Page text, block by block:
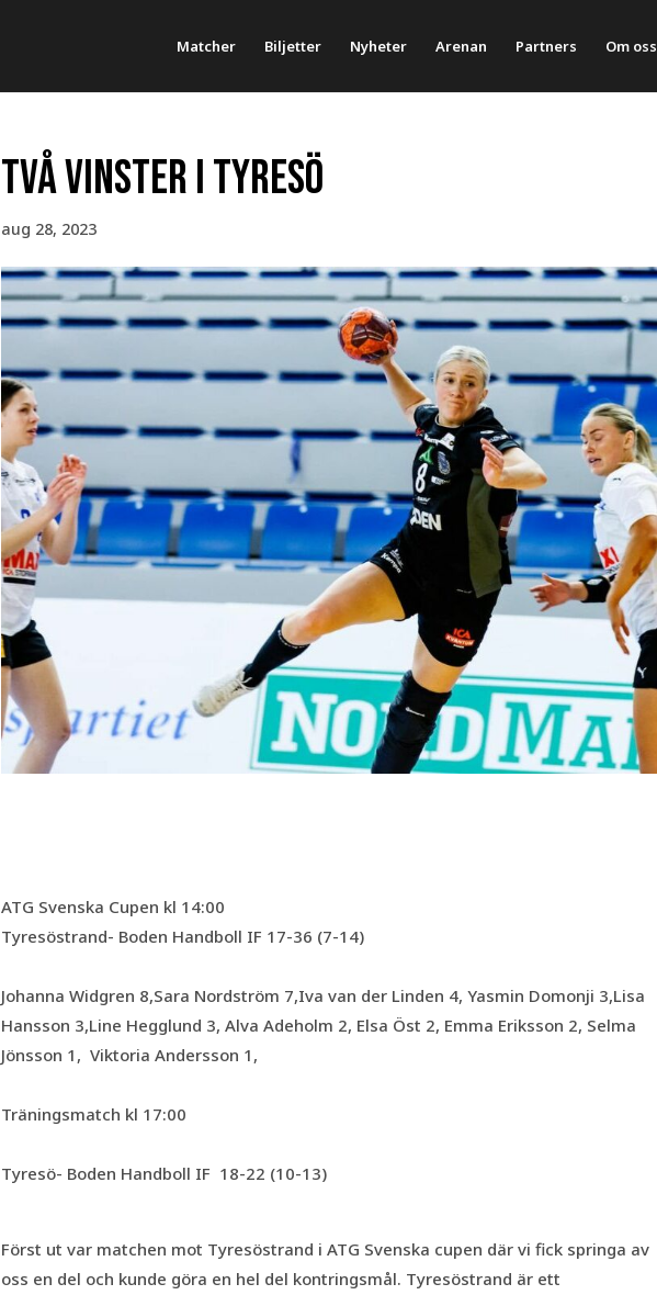
Matcher Biljetter Nyheter Arenan Partners Om oss
Två vinster i Tyresö
aug 28, 2023
ATG Svenska Cupen kl 14:00
Tyresöstrand- Boden Handboll IF 17-36 (7-14)
Johanna Widgren 8,Sara Nordström 7,Iva van der Linden 4, Yasmin Domonji 3,Lisa
Hansson 3,Line Hegglund 3, Alva Adeholm 2, Elsa Öst 2, Emma Eriksson 2, Selma
Jönsson 1, Viktoria Andersson 1,
Träningsmatch kl 17:00
Tyresö- Boden Handboll IF 18-22 (10-13)
Först ut var matchen mot Tyresöstrand i ATG Svenska cupen där vi fick springa av
oss en del och kunde göra en hel del kontringsmål. Tyresöstrand är ett